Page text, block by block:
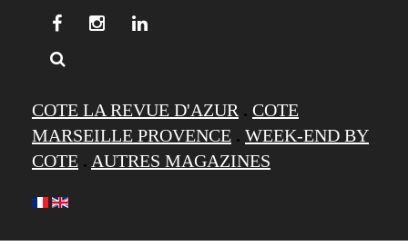
COTE LA REVUE D'AZUR . COTE
MARSEILLE PROVENCE . WEEK-END BY
COTE . AUTRES MAGAZINES